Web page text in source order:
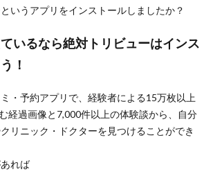
いうアプリをインストールしましたか？
いるなら絶対トリビューはインス
！
・予約アプリで、経験者による15万枚以上
経過画像と7,000件以上の体験談から、自分
リニック・ドクターを見つけることができ
れば